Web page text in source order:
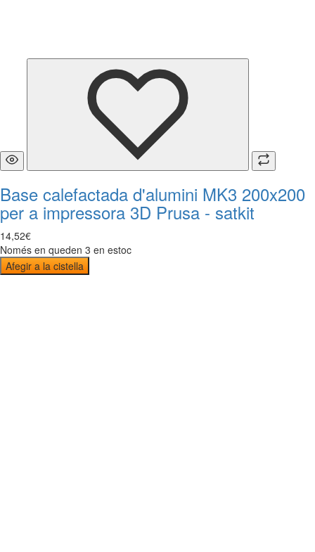
Base calefactada d'alumini MK3 200x200
per a impressora 3D Prusa - satkit
14,52€
Només en queden 3 en estoc
Afegir a la cistella